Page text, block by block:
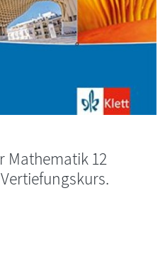
Mathematik 12